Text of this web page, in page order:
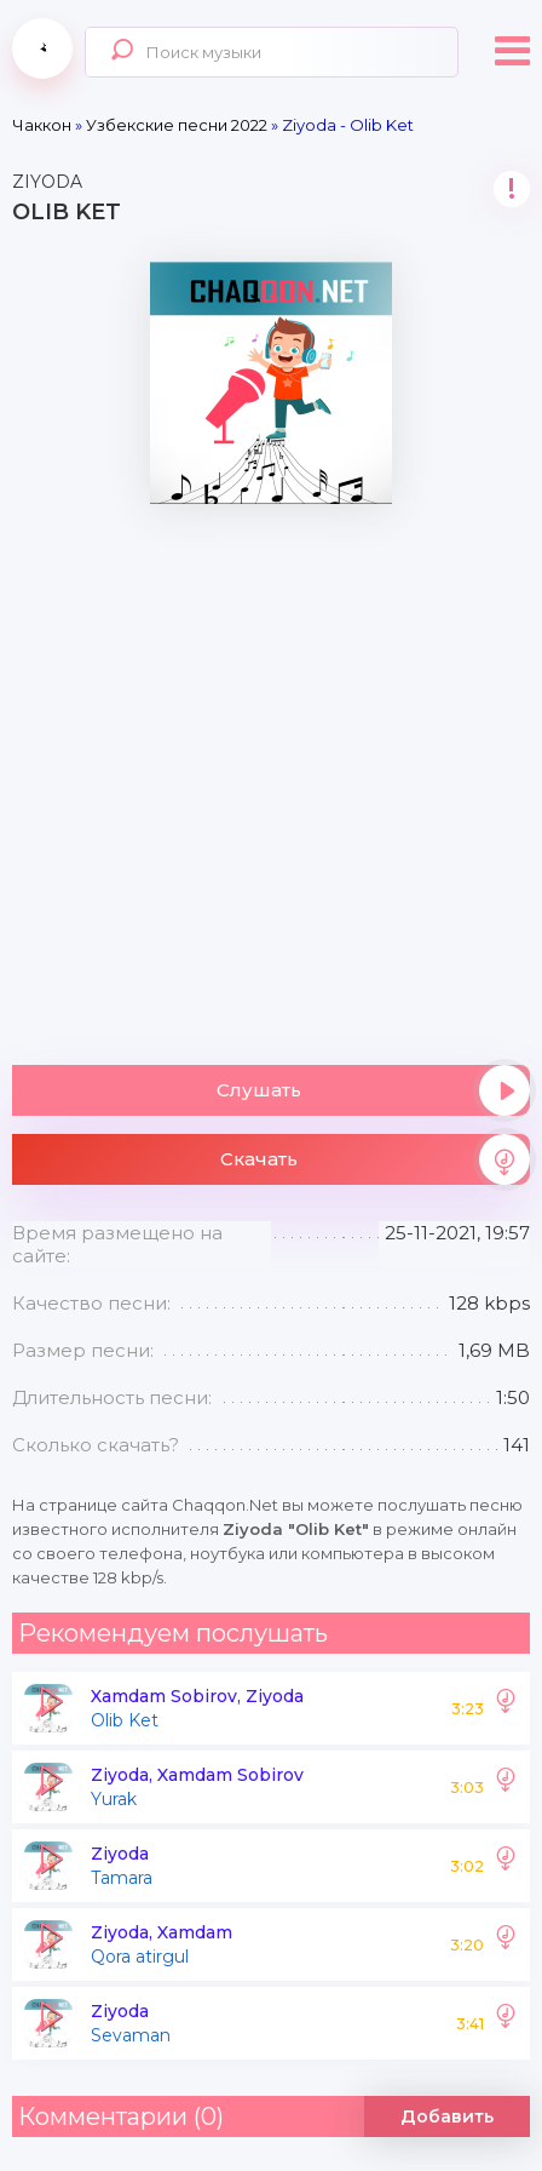
Чаккон »Узбекские песни 2022 » Ziyoda - Olib Ket
ZIYODA
OLIB KET
!
Слушать
Скачать
Время размещено на
сайте:
25-11-2021, 19:57
Качество песни: 128 kbps
Размер песни: 1,69 MB
Длительность песни: 1:50
Сколько скачать? 141
На странице сайта Chaqqon.Net вы можете послушать песню
известного исполнителя Ziyoda "Olib Ket" в режиме онлайн
со своего телефона, ноутбука или компьютера в высоком
качестве 128 kbp/s.
Рекомендуем послушать
Xamdam Sobirov, Ziyoda
Olib Ket
3:23
Ziyoda, Xamdam Sobirov
Yurak
3:03
Ziyoda
Tamara
3:02
Ziyoda, Xamdam
Qora atirgul
3:20
Ziyoda
Sevaman
3:41
Комментарии (0) Добавить